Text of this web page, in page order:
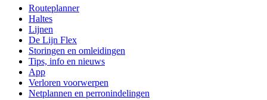
Routeplanner
Haltes
Lijnen
De Lijn Flex
Storingen en omleidingen
Tips, info en nieuws
App
Verloren voorwerpen
Netplannen en perronindelingen